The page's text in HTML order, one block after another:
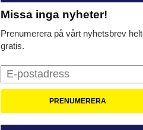
Missa inga nyheter!
Prenumerera på vårt nyhetsbrev helt
gratis.